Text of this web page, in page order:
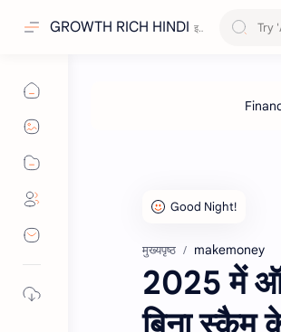
GROWTH RICH HINDI
मुख्यपृष्ठ makemoney
2025 में